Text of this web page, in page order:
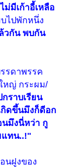
ม่มีเก้าอี้เหลือ
ไปพักหนึ่ง
วกัน พบกัน
รดาพรรค
หญ่ กระผม/
ราบเรียน
กิดขึ้นมึงก็ดีอก
นมึงนี่หว่า กู
แทน..!"
นฝูงของ